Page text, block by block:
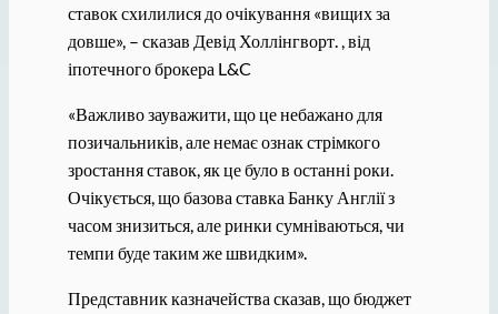
ставок схилилися до очікування «вищих за
довше», – сказав Девід Холлінгворт. , від
іпотечного брокера L&C
«Важливо зауважити, що це небажано для
позичальників, але немає ознак стрімкого
зростання ставок, як це було в останні роки.
Очікується, що базова ставка Банку Англії з
часом знизиться, але ринки сумніваються, чи
темпи буде таким же швидким».
Представник казначейства сказав, що бюджет